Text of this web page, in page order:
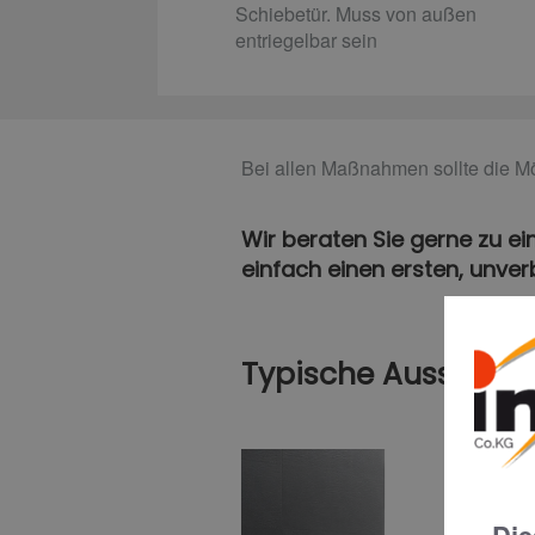
Schiebetür. Muss von außen
entriegelbar sein
Bei allen Maßnahmen sollte die
Wir beraten Sie gerne zu
einfach einen ersten,
Typische